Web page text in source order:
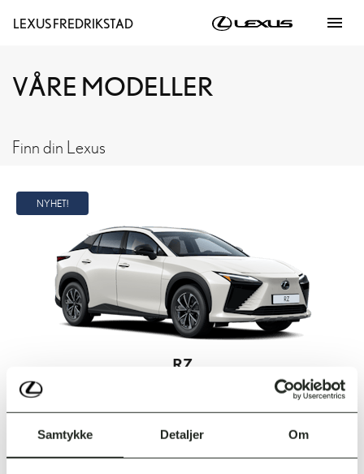
Samtykke Detaljer Om
LEXUS FREDRIKSTAD menu
VÅRE MODELLER
Finn din Lexus
NYHET!
RZ
FRA KR 526 000
LES MER